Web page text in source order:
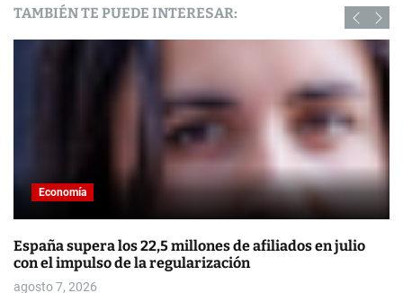
TAMBIÉN TE PUEDE INTERESAR:
Economía
España supera los 22,5 millones de afiliados en julio
con el impulso de la regularización
agosto 7, 2026